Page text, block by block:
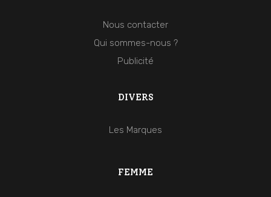
FEMME
Nous contacter
Qui sommes-nous ?
Publicité
DIVERS
Les Marques